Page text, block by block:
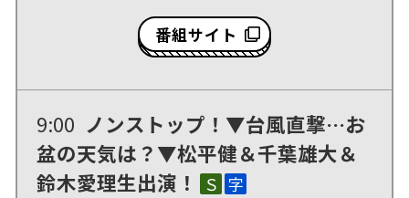
番組サイト
9:00 ノンストップ！▼台風直撃…お
盆の天気は？▼松平健＆千葉雄大＆
鈴木愛理生出演！
Ｓ 字